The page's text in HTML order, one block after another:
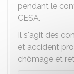
pendant le
CESA.
Il s'agit des
et accident
chômage et